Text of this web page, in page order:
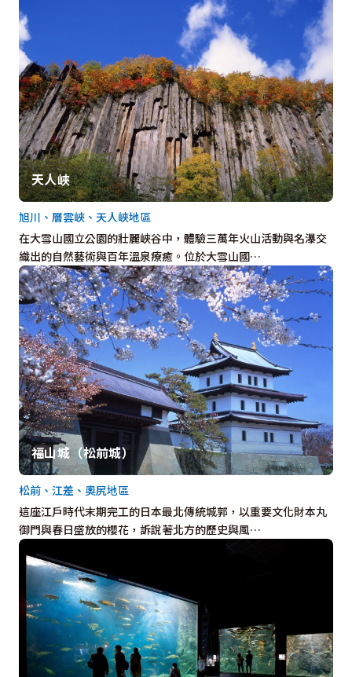
天人峽
在大雪山國立公園的壯麗峽谷中，體驗三萬年火山活動與名瀑交
織出的自然藝術與百年溫泉療癒。位於大雪山國…
旭川、層雲峽、天人峽地區
福山城（松前城）
這座江戶時代末期完工的日本最北傳統城郭，以重要文化財本丸
御門與春日盛放的櫻花，訴說著北方的歷史與風…
松前、江差、奧尻地區